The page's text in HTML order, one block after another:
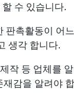
할 수 있습니다.
판촉활동이 어
생각 합니다.
작 등 업체를
재감을 알려야